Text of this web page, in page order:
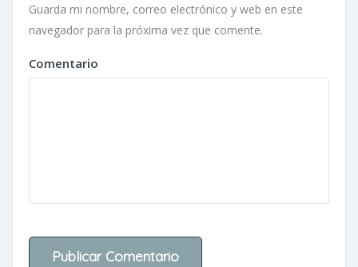
Guarda mi nombre, correo electrónico y web en este
navegador para la próxima vez que comente.
Comentario